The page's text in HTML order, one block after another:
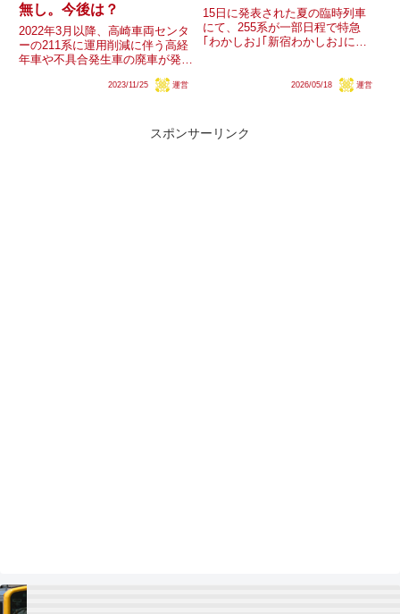
無し。今後は？
2022年3月以降、高崎車両センタ
ーの211系に運用削減に伴う高経
年車や不具合発生車の廃車が発生
式情報はありませんが、2020年7
2023/11/25 運営
15日に発表された夏の臨時列車
にて、255系が一部日程で特急
｢わかしお｣｢新宿わかしお｣に充
の影響でゴールデンウィークの臨
2026/05/18 運営
スポンサーリンク